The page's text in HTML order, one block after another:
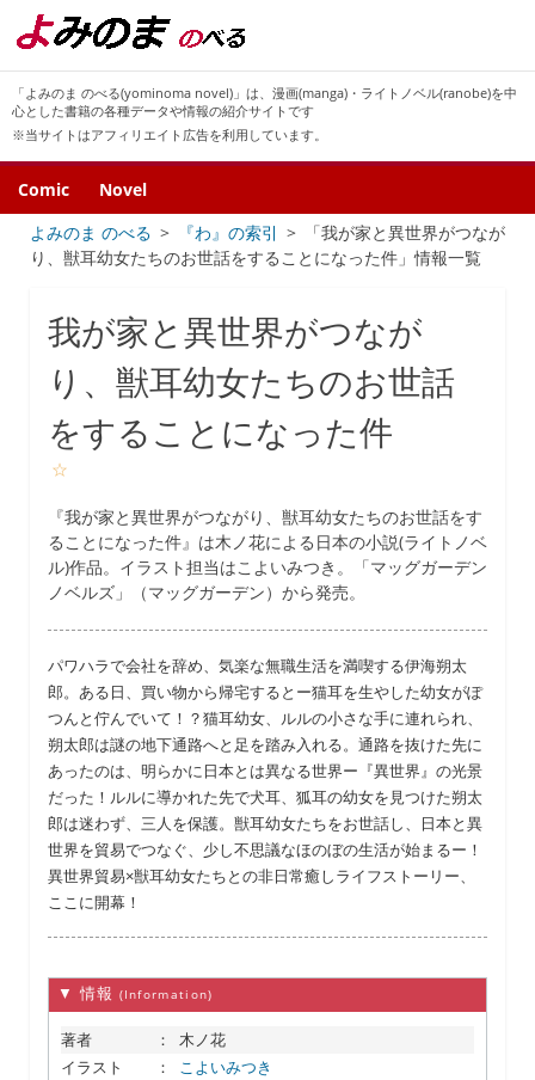
「よみのま のべる(yominoma novel)」は、漫画(manga)・ライトノベル(ranobe)を中
心とした書籍の各種データや情報の紹介サイトです
※当サイトはアフィリエイト広告を利用しています。
Comic
Novel
よみのま のべる
『わ』の索引
「我が家と異世界がつなが
り、獣耳幼女たちのお世話をすることになった件」情報一覧
我が家と異世界がつなが
り、獣耳幼女たちのお世話
をすることになった件
☆
『我が家と異世界がつながり、獣耳幼女たちのお世話をす
ることになった件』は木ノ花による日本の小説(ライトノベ
ル)作品。イラスト担当はこよいみつき。「マッグガーデン
ノベルズ」（マッグガーデン）から発売。
パワハラで会社を辞め、気楽な無職生活を満喫する伊海朔太
郎。ある日、買い物から帰宅するとー猫耳を生やした幼女がぽ
つんと佇んでいて！？猫耳幼女、ルルの小さな手に連れられ、
朔太郎は謎の地下通路へと足を踏み入れる。通路を抜けた先に
あったのは、明らかに日本とは異なる世界ー『異世界』の光景
だった！ルルに導かれた先で犬耳、狐耳の幼女を見つけた朔太
郎は迷わず、三人を保護。獣耳幼女たちをお世話し、日本と異
世界を貿易でつなぐ、少し不思議なほのぼの生活が始まるー！
異世界貿易×獣耳幼女たちとの非日常癒しライフストーリー、
ここに開幕！
▼ 情報 (Information)
著者 ：
木ノ花
イラスト
：
こよいみつき